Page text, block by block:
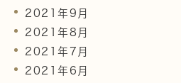
2021年9月
2021年8月
2021年7月
2021年6月